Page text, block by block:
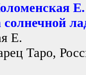
Е.
Таро,